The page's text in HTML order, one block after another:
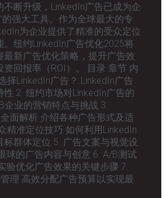
不断升级，LinkedIn广告已成为企
强大工具。作为全球最大的专
为企业提供了精准的受众定位
纽约LinkedIn广告优化2025将
最新广告优化策略，提升广告效
回报率（ROI）。 目录 章节 内
择LinkedIn广告？ LinkedIn广告
2. 纽约市场对LinkedIn广告的
企业的营销特点与挑战 3.
面解析 介绍各种广告形式及适
精准定位技巧 如何利用LinkedIn
标群体定位 5. 广告文案与视觉设
球的广告内容与创意 6. A/B测试
验优化广告效果的关键步骤 7.
理 高效分配广告预算以实现最